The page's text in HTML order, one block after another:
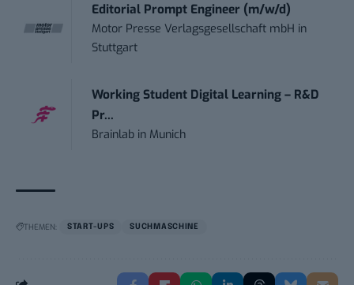
Editorial Prompt Engineer (m/w/d)
Motor Presse Verlagsgesellschaft mbH in
Stuttgart
Working Student Digital Learning – R&D
Pr...
Brainlab in Munich
THEMEN: START-UPS SUCHMASCHINE